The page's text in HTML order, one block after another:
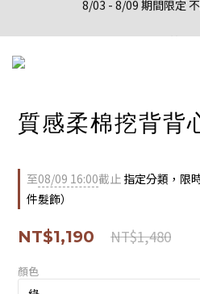
新會員註冊首購
質感柔棉挖背背
至08/09 16:00截止 指定分類，限
件髮飾）
NT$1,190 NT$1,480
顏色